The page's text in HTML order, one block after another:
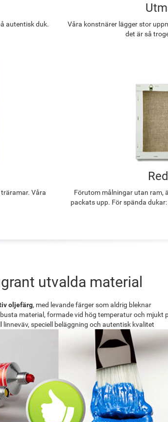
autentisk duk.
Våra konstnärer lägger stor
det är så
Våra
Förutom målningar utan ram,
packats upp. För spända
utvalda material
oljefärg, med levande färger som aldrig bleknar
material, formade vid hög temperatur och mjukt
linneväv, speciell beläggning och autentisk kvalitet